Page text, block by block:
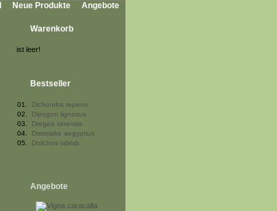
Neue Produkte Angebote
Warenkorb
ist leer!
Bestseller
01.
Dichondra repens
02.
Dipogon lignosus
03.
Dregea sinensis
04.
Distimake aegyptius
05.
Dolichos lablab
Angebote